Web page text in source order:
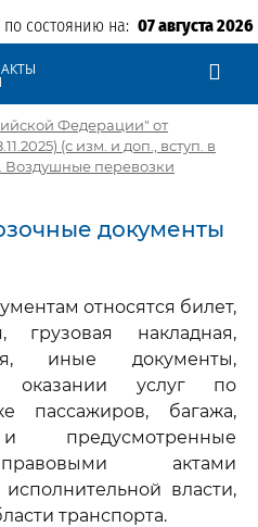
состоянию на: 07 августа 2026
Федерации" от
(с изм. и доп., вступ. в
Воздушные перевозки
документы
относятся билет,
грузовая накладная,
иные документы,
оказании услуг по
пассажиров, багажа,
актами
власти,
транспорта.